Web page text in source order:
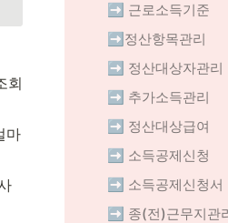
회
마
➡️ 근로소득기준
➡️정산항목관리
➡️ 정산대상자관리
➡️ 추가소득관리
➡️ 정산대상급여
➡️ 소득공제신청
➡️ 소득공제신청서
➡️ 종(전)근무지관